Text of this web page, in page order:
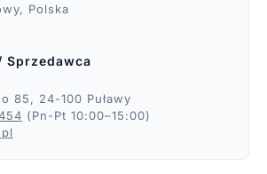
Polska
85, 24-100 Puławy
(Pn-Pt 10:00–15:00)